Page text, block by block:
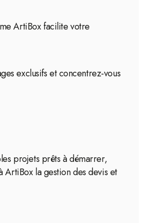
ArtiBox facilite votre
exclusifs et concentrez-vous
projets prêts à démarrer,
la gestion des devis et